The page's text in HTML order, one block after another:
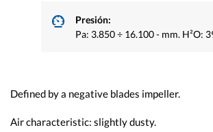
Presión:
Pa: 3.850 ÷ 16.100 - mm. H²O:
Defined by a negative blades impeller.
Air characteristic: slightly dusty.